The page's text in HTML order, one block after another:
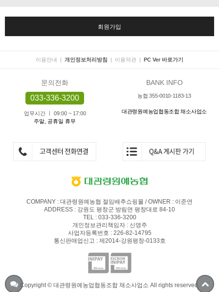
회원가입
이용안내 | 개인정보처리방침 | 이용약관 | PC Ver 바로가기
문의전화
033-336-3200
업무시간 ㅣ 09:00 ~ 17:00
주말, 공휴일 휴무
BANK INFO
농협 355-0010-1183-13
대관령원예농업협동조합 채소사업소
COMPANY : 대관령원예농협 절임배추쇼핑몰 / OWNER : 이준연
ADDRESS : 강원도 평창군 방림면 평창대로 84-10
TEL : 033-336-3200
개인정보관리책임자 : 신영주
사업자등록번호 : 226-82-14795
통신판매업신고 : 제2014-강원평창-0133호
Copyright © 대관령원예농업협동조합 채소사업소 All rights reserved.